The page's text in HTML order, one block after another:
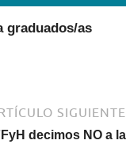
graduados/as
SIGUIENTE
decimos NO a la